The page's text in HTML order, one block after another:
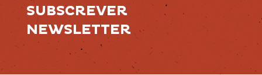
SUBSCREVER
NEWSLETTER